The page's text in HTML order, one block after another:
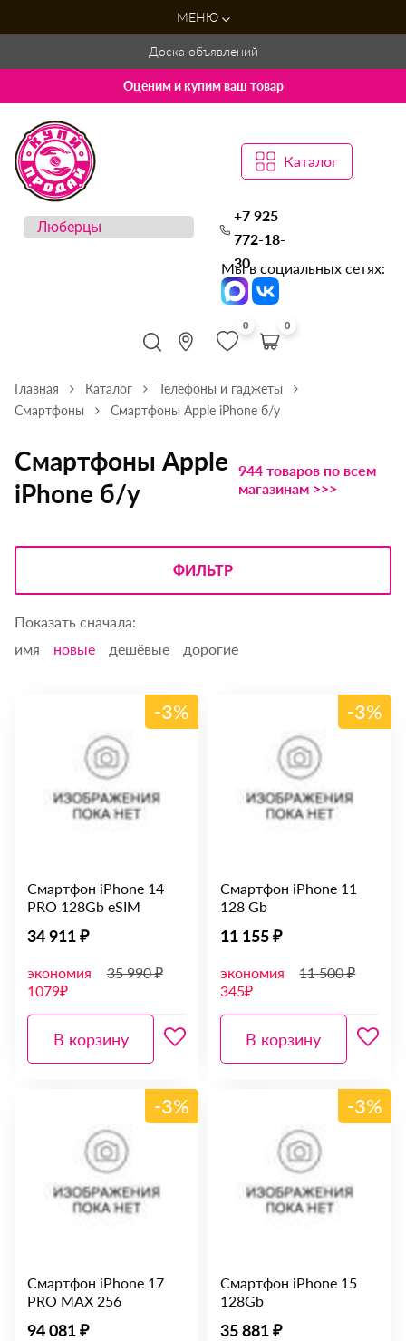
МЕНЮ
Доска объявлений
Оценим и купим ваш товар
Каталог
+7 925
772-18-
30
Мы в социальных сетях:
0 0
Главная Каталог
Телефоны и гаджеты
Смартфоны
Смартфоны Apple iPhone б/у
Смартфоны Apple
iPhone б/у
944 товаров по всем
магазинам >>>
ФИЛЬТР
Показать сначала:
имя
новые дешёвые дорогие
-3%
Смартфон iPhone 14
PRO 128Gb eSIM
34 911 ₽
экономия
1079₽
35 990 ₽
В корзину
-3%
Смартфон iPhone 11
128 Gb
11 155 ₽
экономия
345₽
11 500 ₽
В корзину
-3%
Смартфон iPhone 17
PRO MAX 256
94 081 ₽
-3%
Смартфон iPhone 15
128Gb
35 881 ₽